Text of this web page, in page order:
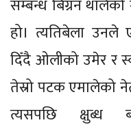
सम्बन्ध बिग्रन
हो। त्यतिबेला उनले
दिँदै ओलीको उमेर र
तेस्रो पटक एमालेको
त्यसपछि क्षुब्ध